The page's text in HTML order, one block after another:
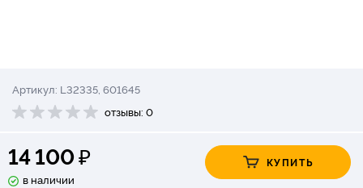
Артикул: L32335, 601645
отзывы: 0
14 100₽
в наличии
КУПИТЬ